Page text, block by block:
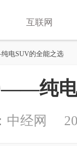
互联网
电SUV的全能之选
纯电
经网